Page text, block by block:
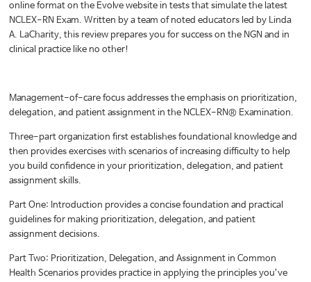
online format on the Evolve website in tests that simulate the latest
NCLEX-RN Exam. Written by a team of noted educators led by Linda
A. LaCharity, this review prepares you for success on the NGN and in
clinical practice like no other!
Management-of-care focus addresses the emphasis on prioritization,
delegation, and patient assignment in the NCLEX-RN® Examination.
Three-part organization first establishes foundational knowledge and
then provides exercises with scenarios of increasing difficulty to help
you build confidence in your prioritization, delegation, and patient
assignment skills.
Part One: Introduction provides a concise foundation and practical
guidelines for making prioritization, delegation, and patient
assignment decisions.
Part Two: Prioritization, Delegation, and Assignment in Common
Health Scenarios provides practice in applying the principles you’ve